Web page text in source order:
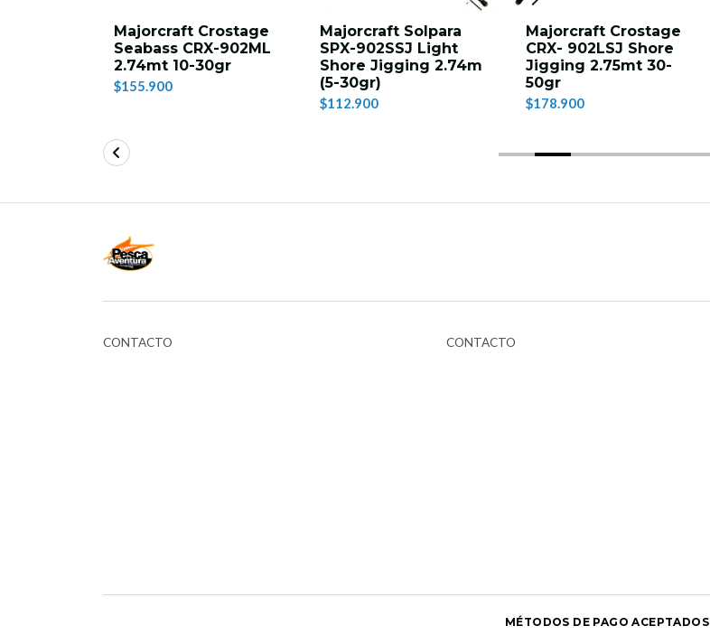
Majorcraft Crostage
Seabass CRX-902ML
2.74mt 10-30gr
$155.900
Majorcraft Solpara
SPX-902SSJ Light
Shore Jigging 2.74m
(5-30gr)
$112.900
Majorcraft Crostage
CRX- 902LSJ Shore
Jigging 2.75mt 30-
50gr
$178.900
CONTACTO CONTACTO
MÉTODOS DE PAGO ACEPTADOS